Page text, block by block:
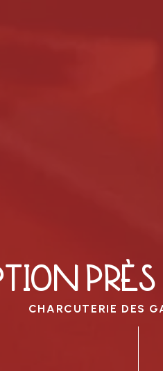
CHARCUTERIE DES